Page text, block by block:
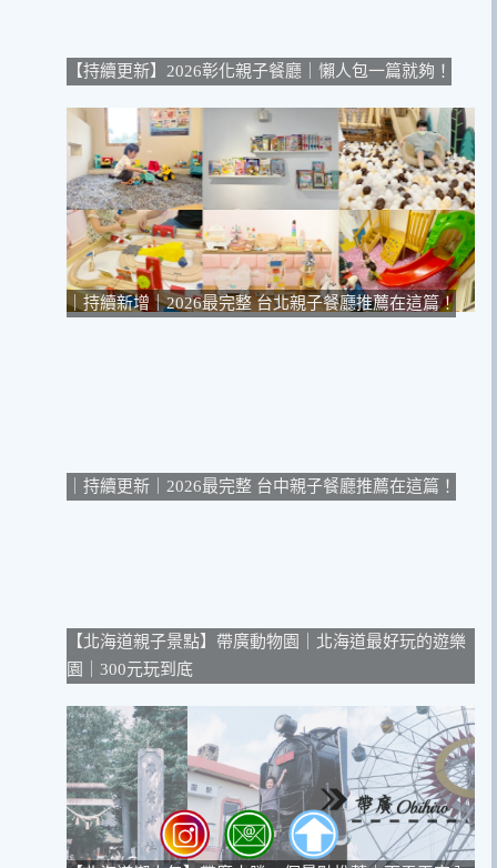
【持續更新】2026彰化親子餐廳｜懶人包一篇就夠！
｜持續新增｜2026最完整 台北親子餐廳推薦在這篇！
｜持續更新｜2026最完整 台中親子餐廳推薦在這篇！
【北海道親子景點】帶廣動物園｜北海道最好玩的遊樂
園｜300元玩到底